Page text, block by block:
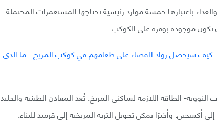
باعتبارها خمسة موارد رئيسية تحتاجها المستعمرات المحتملة
تكون موجودة بوفرة على الكوكب.
الطاقة اللازمة لساكني المريخ. تُعد المعادن الطينية والجليد
أكسجين. وأخيرًا يمكن تحويل التربة المريخية إلى قرميد للبناء.